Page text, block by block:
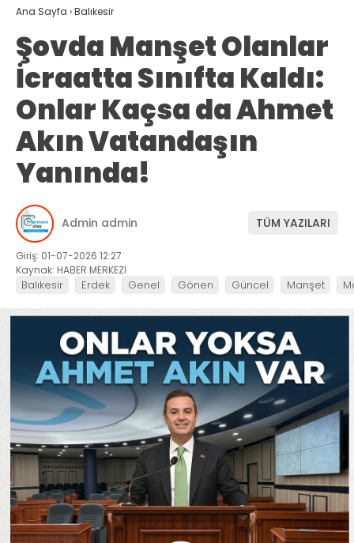
Ana Sayfa ›Balıkesir
Şovda Manşet Olanlar
İcraatta Sınıfta Kaldı:
Onlar Kaçsa da Ahmet
Akın Vatandaşın
Yanında!
Admin admin TÜM YAZILARI
Giriş: 01-07-2026 12:27
Kaynak: HABER MERKEZİ
Balıkesir Erdek Genel Gönen Güncel Manşet